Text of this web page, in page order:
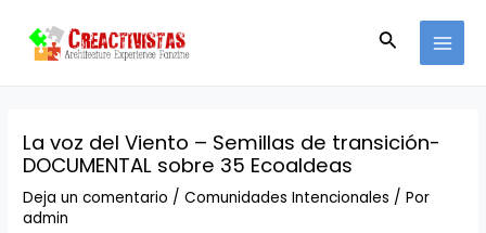
contenido
Buscar
La voz del Viento – Semillas de transición-
DOCUMENTAL sobre 35 Ecoaldeas
Deja un comentario /Comunidades Intencionales / Por
admin
de
entradas